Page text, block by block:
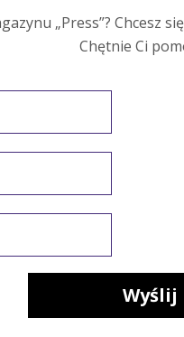
„Press”? Chcesz
Chętnie Ci
Wyślij